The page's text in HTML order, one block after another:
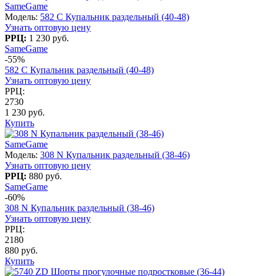
SameGame
Модель: 582 C Купальник раздельный (40-48)
Узнать оптовую цену
РРЦ: 1 230 руб.
SameGame
-55%
582 C Купальник раздельный (40-48)
Узнать оптовую цену
РРЦ:
2730
1 230 руб.
Купить
SameGame
Модель: 308 N Купальник раздельный (38-46)
Узнать оптовую цену
РРЦ: 880 руб.
SameGame
-60%
308 N Купальник раздельный (38-46)
Узнать оптовую цену
РРЦ:
2180
880 руб.
Купить